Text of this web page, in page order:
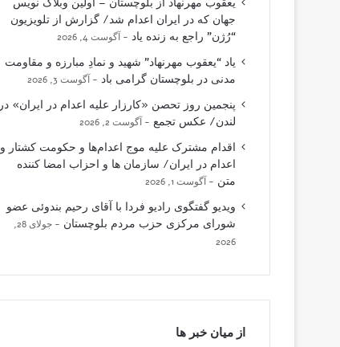
جهان که در ایران اعدام شد/ گزارش از تلویزیون
“رُژن” راجع به زنده یاد
آگوست 4, 2026
یاد “یعقوب مهرنهاد” شهید و نمادِ مبارزه و مقاومت
مدنی در بلوچستان گرامی باد
آگوست 3, 2026
پنجمین روز تحصن «کارزار علیه اعدام در ایران» در
لندن/ عکس تجمع
آگوست 2, 2026
اقدام مشترک علیه موج اعدام‌ها و حکومت کشتار و
اعدام در ایران/ سازمان ها و احزاب امضا کننده
متن
آگوست 1, 2026
ویدیو گفتگوی رادیو فردا با آقای رحیم بندوئی عضو
شورای مرکزی حزب مردم بلوچستان
جولای 28,
2026
از میان خبر ها